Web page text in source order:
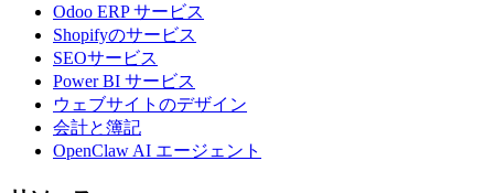
Odoo ERP サービス
Shopifyのサービス
SEOサービス
Power BI サービス
ウェブサイトのデザイン
会計と簿記
OpenClaw AI エージェント